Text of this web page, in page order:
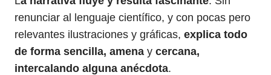
renunciar al lenguaje científico, y con pocas pero
relevantes ilustraciones y gráficas, explica todo
de forma sencilla, amena y cercana,
intercalando alguna anécdota.